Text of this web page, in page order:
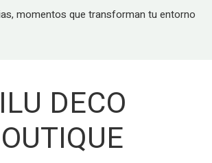
momentos que transforman tu entorno
DECO